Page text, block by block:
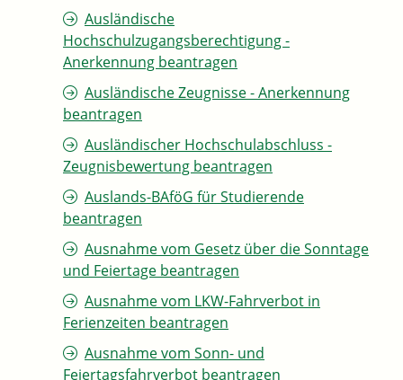
Ausländische
Hochschulzugangsberechtigung -
Anerkennung beantragen
Ausländische Zeugnisse - Anerkennung
beantragen
Ausländischer Hochschulabschluss -
Zeugnisbewertung beantragen
Auslands-BAföG für Studierende
beantragen
Ausnahme vom Gesetz über die Sonntage
und Feiertage beantragen
Ausnahme vom LKW-Fahrverbot in
Ferienzeiten beantragen
Ausnahme vom Sonn- und
Feiertagsfahrverbot beantragen